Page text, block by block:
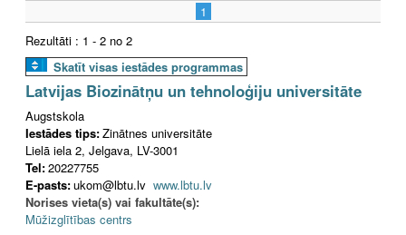
1
Rezultāti : 1 - 2 no 2
Skatīt visas iestādes programmas
Latvijas Biozinātņu un tehnoloģiju universitāte
Augstskola
Iestādes tips:Zinātnes universitāte
Lielā iela 2, Jelgava, LV-3001
Tel:20227755
E-pasts:ukom@lbtu.lv www.lbtu.lv
Norises vieta(s) vai fakultāte(s):
Mūžizglītības centrs